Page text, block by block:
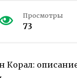
Просмотры
73